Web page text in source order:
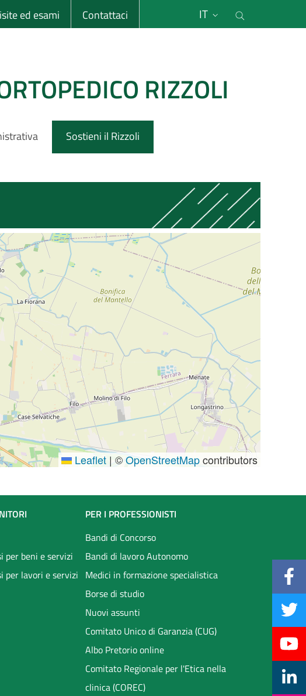
ed esami Contattaci IT
RIZZOLI
Sostieni il Rizzoli
Leaflet | ©OpenStreetMapcontributors
per beni e servizi
per lavori e servizi
PER I PROFESSIONISTI
Bandi di Concorso
Bandi di lavoro Autonomo
Medici in formazione specialistica
Borse di studio
Nuovi assunti
Comitato Unico di Garanzia (CUG)
Albo Pretorio online
Comitato Regionale per l'Etica nella
clinica (COREC)